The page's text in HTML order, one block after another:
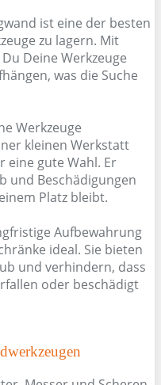
ist eine der besten
zu lagern. Mit
Deine Werkzeuge
was die Suche
Werkzeuge
kleinen Werkstatt
eine gute Wahl. Er
und Beschädigungen
Platz bleibt.
Aufbewahrung
ideal. Sie bieten
und verhindern, dass
oder beschädigt